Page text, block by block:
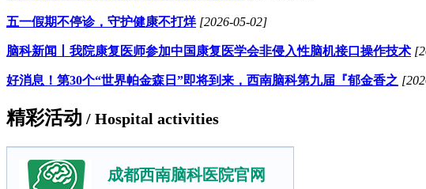
五一假期不停诊，守护健康不打烊 [2026-05-02]
脑科新闻丨我院康复医师参加中国康复医学会非侵入性脑机接口操作技术
好消息！第30个“世界帕金森日”即将到来，西南脑科第九届『郁金香之
精彩活动 / Hospital activities